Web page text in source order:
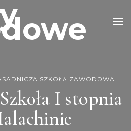
SZKOŁA ZAWODOWA
I stopnia